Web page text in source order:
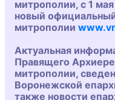
митрополии, с 1
новый
митрополии
Актуальная
Правящего
митрополии,
Воронежской
также новости